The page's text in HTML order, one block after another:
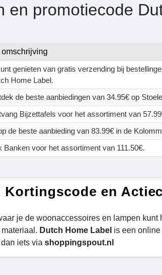
en promotiecode
omschrijving
genieten van gratis verzending bij
Home Label.
de beste aanbiedingen van 34.95€ op
Bijzettafels voor het assortiment van
de beste aanbieding van 83.99€ in de
Banken voor het assortiment van 111.50€.
Kortingscode en
je de woonaccessoires en lampen kunt
Dutch Home Label is een
iets via shoppingspout.nl